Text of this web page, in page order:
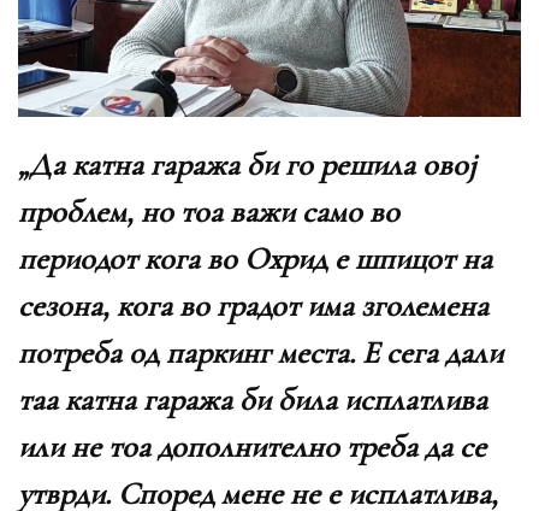
„Да катна гаража би го решила овој
проблем, но тоа важи само во
периодот кога во Охрид е шпицот на
сезона, кога во градот има зголемена
потреба од паркинг места. Е сега дали
таа катна гаража би била исплатлива
или не тоа дополнително треба да се
утврди. Според мене не е исплатлива,